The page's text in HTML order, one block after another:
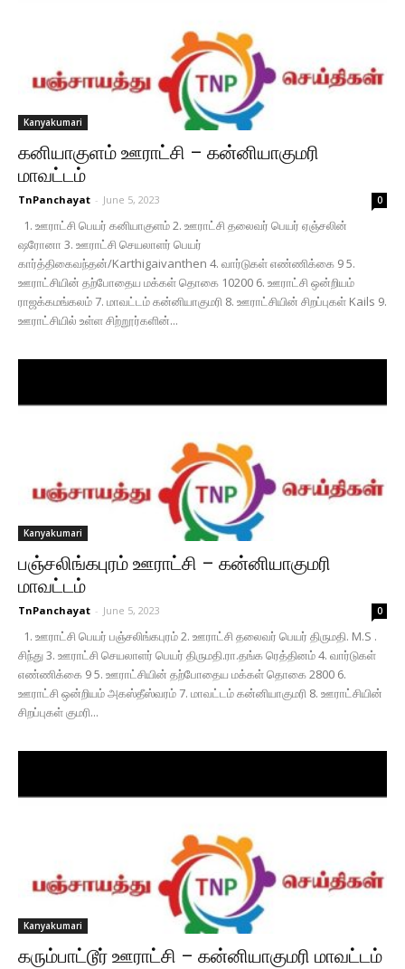
Kanyakumari
கனியாகுளம் ஊராட்சி – கன்னியாகுமரி
மாவட்டம்
TnPanchayat - June 5, 2023 0
1. ஊராட்சி பெயர் கனியாகுளம் 2. ஊராட்சி தலைவர் பெயர் ஏஞ்சலின்
ஷரோனா 3. ஊராட்சி செயலாளர் பெயர்
கார்த்திகைவந்தன்/Karthigaivanthen 4. வார்டுகள் எண்ணிக்கை 9 5.
ஊராட்சியின் தற்போதைய மக்கள் தொகை 10200 6. ஊராட்சி ஒன்றியம்
ராஜக்கமங்கலம் 7. மாவட்டம் கன்னியாகுமரி 8. ஊராட்சியின் சிறப்புகள் Kails 9.
ஊராட்சியில் உள்ள சிற்றூர்களின்...
Kanyakumari
பஞ்சலிங்கபுரம் ஊராட்சி – கன்னியாகுமரி
மாவட்டம்
TnPanchayat - June 5, 2023 0
1. ஊராட்சி பெயர் பஞ்சலிங்கபுரம் 2. ஊராட்சி தலைவர் பெயர் திருமதி. M.S .
சிந்து 3. ஊராட்சி செயலாளர் பெயர் திருமதி.ரா.தங்க ரெத்தினம் 4. வார்டுகள்
எண்ணிக்கை 9 5. ஊராட்சியின் தற்போதைய மக்கள் தொகை 2800 6.
ஊராட்சி ஒன்றியம் அகஸ்தீஸ்வரம் 7. மாவட்டம் கன்னியாகுமரி 8. ஊராட்சியின்
சிறப்புகள் குமரி...
Kanyakumari
கரும்பாட்டூர் ஊராட்சி – கன்னியாகுமரி மாவட்டம்